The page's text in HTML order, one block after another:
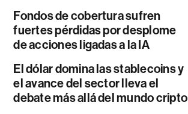
Fondos de cobertura sufren
fuertes pérdidas por desplome
de acciones ligadas a la IA
El dólar domina las stablecoins y
el avance del sector lleva el
debate más allá del mundo cripto